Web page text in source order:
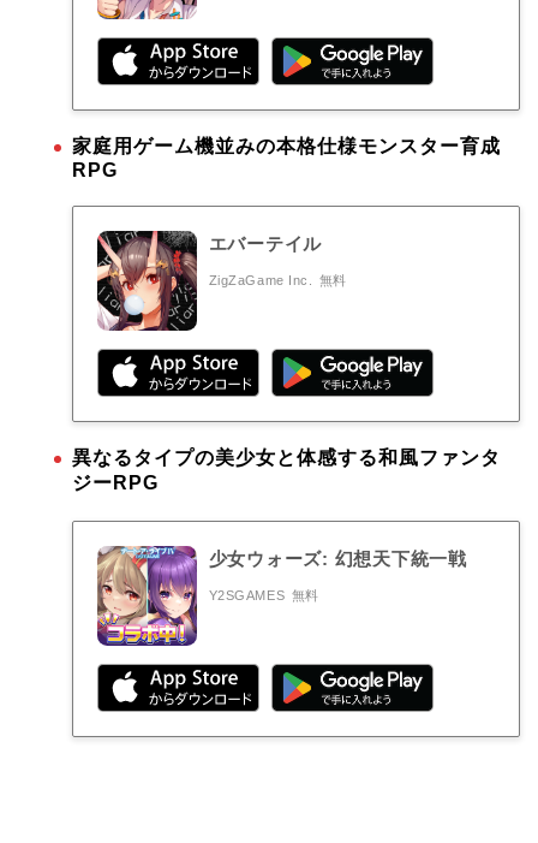
家庭用ゲーム機並みの本格仕様モンスター育成
RPG
エバーテイル
ZigZaGame Inc. 無料
異なるタイプの美少女と体感する和風ファンタ
ジーRPG
少女ウォーズ: 幻想天下統一戦
Y2SGAMES 無料